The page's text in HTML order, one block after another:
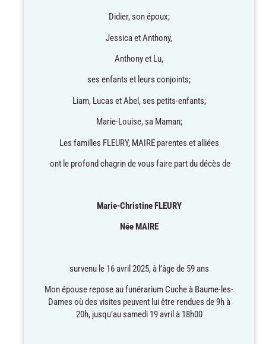
Didier, son époux;
Jessica et Anthony,
Anthony et Lu,
ses enfants et leurs conjoints;
Liam, Lucas et Abel, ses petits-enfants;
Marie-Louise, sa Maman;
Les familles FLEURY, MAIRE parentes et alliées
ont le profond chagrin de vous faire part du décès de
Marie-Christine FLEURY
Née MAIRE
survenu le 16 avril 2025, à l’âge de 59 ans
Mon épouse repose au funérarium Cuche à Baume-les-
Dames où des visites peuvent lui être rendues de 9h à
20h, jusqu’au samedi 19 avril à 18h00